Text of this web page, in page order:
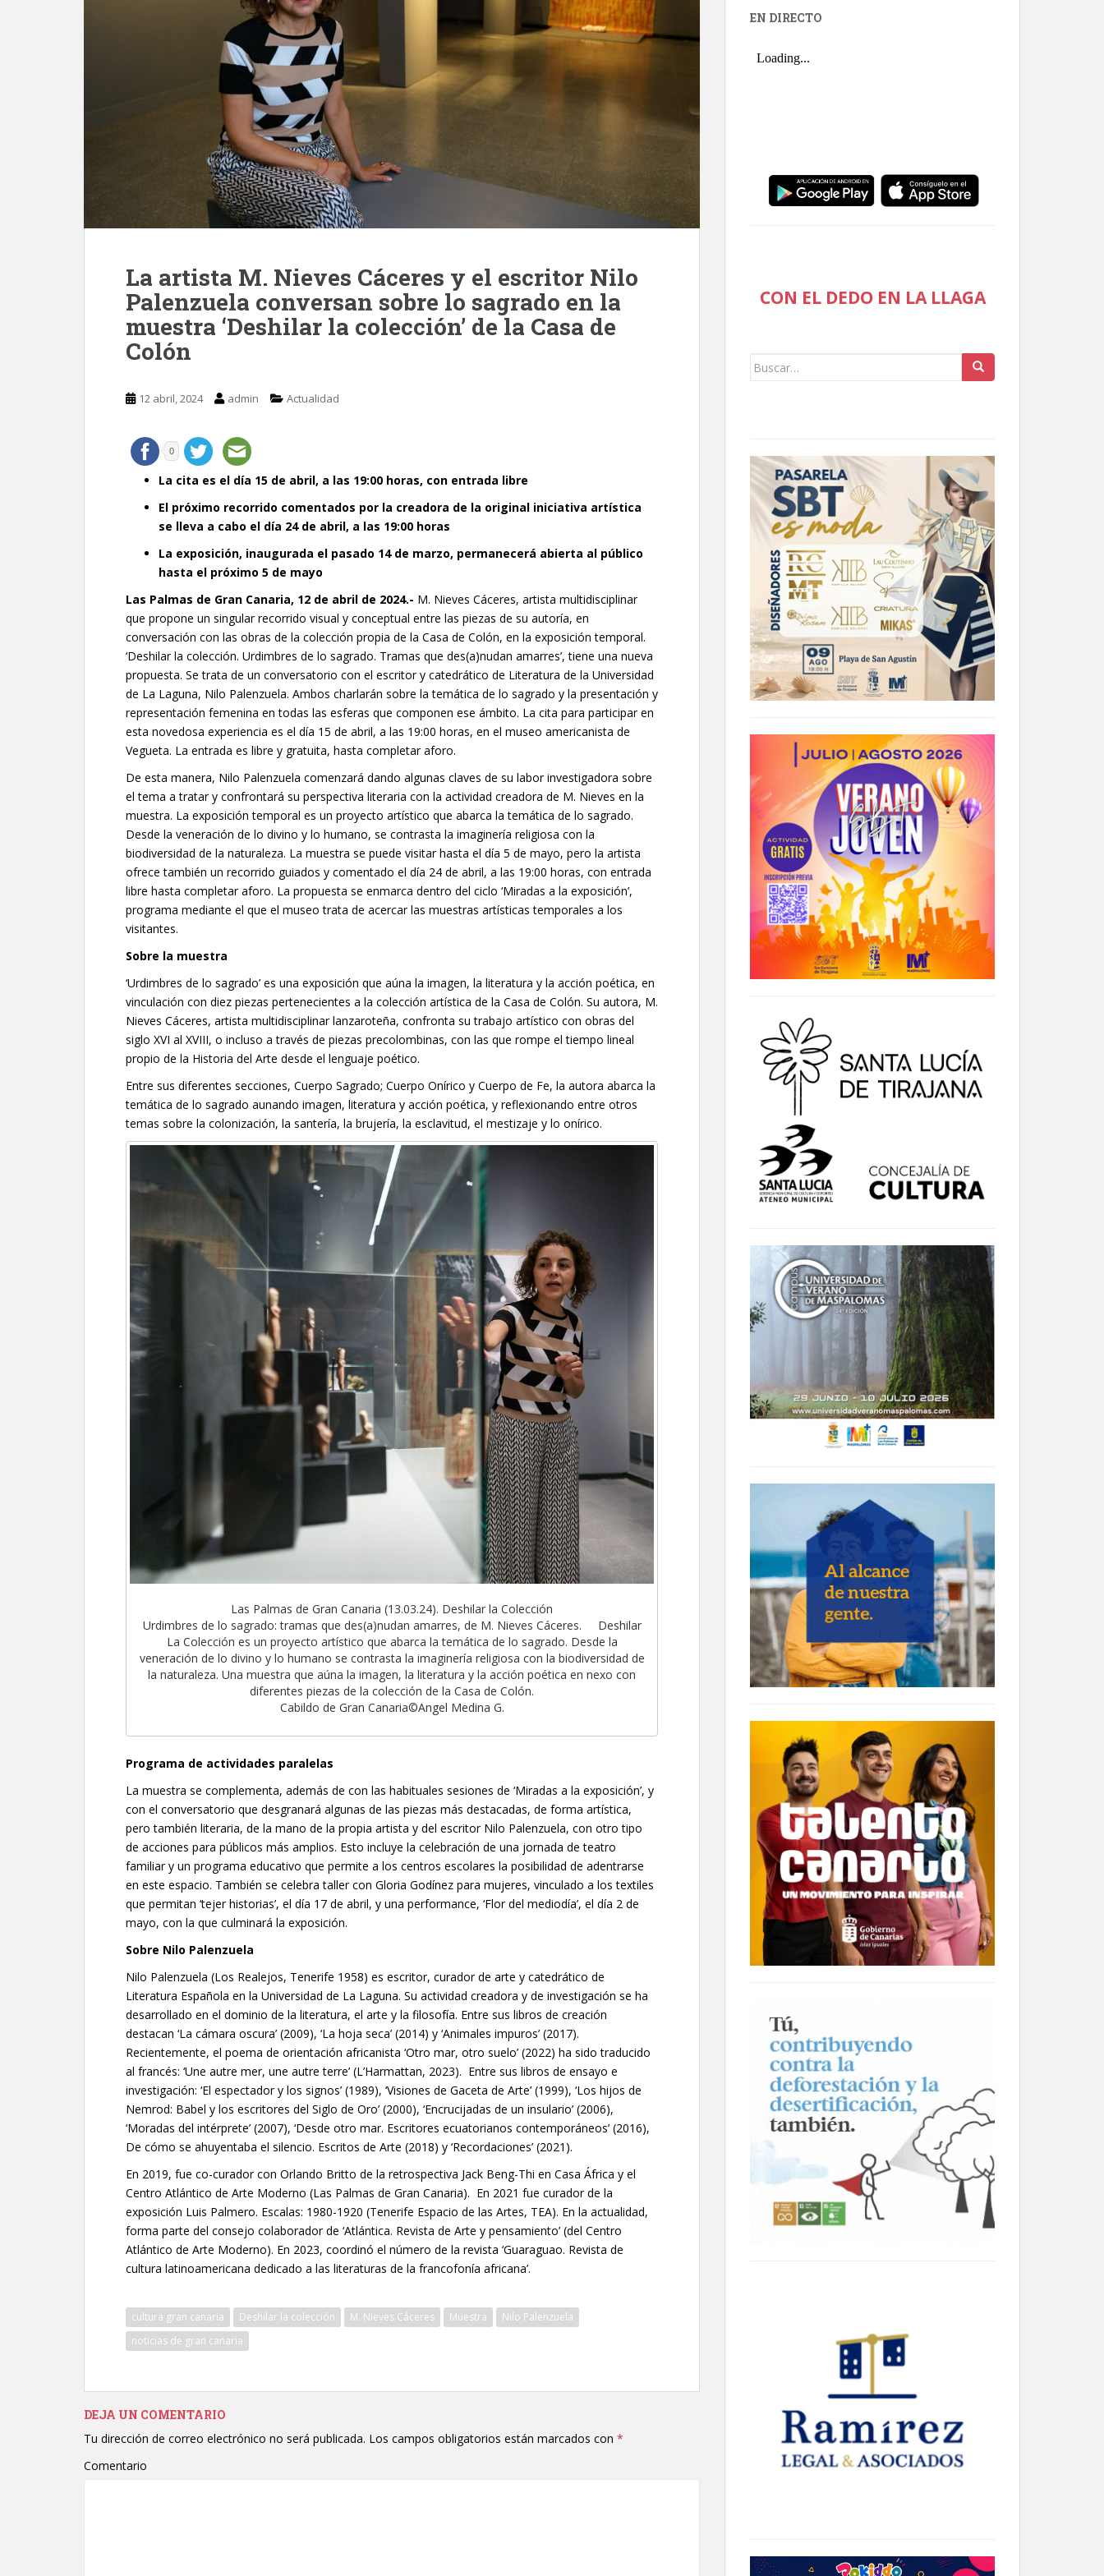
La artista M. Nieves Cáceres y el escritor Nilo
Palenzuela conversan sobre lo sagrado en la
muestra ‘Deshilar la colección’ de la Casa de
Colón
12 abril, 2024 admin Actualidad
0
La cita es el día 15 de abril, a las 19:00 horas, con entrada libre
El próximo recorrido comentados por la creadora de la original iniciativa artística
se lleva a cabo el día 24 de abril, a las 19:00 horas
La exposición, inaugurada el pasado 14 de marzo, permanecerá abierta al público
hasta el próximo 5 de mayo
Las Palmas de Gran Canaria, 12 de abril de 2024.- M. Nieves Cáceres, artista multidisciplinar
que propone un singular recorrido visual y conceptual entre las piezas de su autoría, en
conversación con las obras de la colección propia de la Casa de Colón, en la exposición temporal.
‘Deshilar la colección. Urdimbres de lo sagrado. Tramas que des(a)nudan amarres’, tiene una nueva
propuesta. Se trata de un conversatorio con el escritor y catedrático de Literatura de la Universidad
de La Laguna, Nilo Palenzuela. Ambos charlarán sobre la temática de lo sagrado y la presentación y
representación femenina en todas las esferas que componen ese ámbito. La cita para participar en
esta novedosa experiencia es el día 15 de abril, a las 19:00 horas, en el museo americanista de
Vegueta. La entrada es libre y gratuita, hasta completar aforo.
De esta manera, Nilo Palenzuela comenzará dando algunas claves de su labor investigadora sobre
el tema a tratar y confrontará su perspectiva literaria con la actividad creadora de M. Nieves en la
muestra. La exposición temporal es un proyecto artístico que abarca la temática de lo sagrado.
Desde la veneración de lo divino y lo humano, se contrasta la imaginería religiosa con la
biodiversidad de la naturaleza. La muestra se puede visitar hasta el día 5 de mayo, pero la artista
ofrece también un recorrido guiados y comentado el día 24 de abril, a las 19:00 horas, con entrada
libre hasta completar aforo. La propuesta se enmarca dentro del ciclo ‘Miradas a la exposición’,
programa mediante el que el museo trata de acercar las muestras artísticas temporales a los
visitantes.
Sobre la muestra
‘Urdimbres de lo sagrado’ es una exposición que aúna la imagen, la literatura y la acción poética, en
vinculación con diez piezas pertenecientes a la colección artística de la Casa de Colón. Su autora, M.
Nieves Cáceres, artista multidisciplinar lanzaroteña, confronta su trabajo artístico con obras del
siglo XVI al XVIII, o incluso a través de piezas precolombinas, con las que rompe el tiempo lineal
propio de la Historia del Arte desde el lenguaje poético.
Entre sus diferentes secciones, Cuerpo Sagrado; Cuerpo Onírico y Cuerpo de Fe, la autora abarca la
temática de lo sagrado aunando imagen, literatura y acción poética, y reflexionando entre otros
temas sobre la colonización, la santería, la brujería, la esclavitud, el mestizaje y lo onírico.
Las Palmas de Gran Canaria (13.03.24). Deshilar la Colección
Urdimbres de lo sagrado: tramas que des(a)nudan amarres, de M. Nieves Cáceres. Deshilar
La Colección es un proyecto artístico que abarca la temática de lo sagrado. Desde la
veneración de lo divino y lo humano se contrasta la imaginería religiosa con la biodiversidad de
la naturaleza. Una muestra que aúna la imagen, la literatura y la acción poética en nexo con
diferentes piezas de la colección de la Casa de Colón.
Cabildo de Gran Canaria©Angel Medina G.
Programa de actividades paralelas
La muestra se complementa, además de con las habituales sesiones de ‘Miradas a la exposición’, y
con el conversatorio que desgranará algunas de las piezas más destacadas, de forma artística,
pero también literaria, de la mano de la propia artista y del escritor Nilo Palenzuela, con otro tipo
de acciones para públicos más amplios. Esto incluye la celebración de una jornada de teatro
familiar y un programa educativo que permite a los centros escolares la posibilidad de adentrarse
en este espacio. También se celebra taller con Gloria Godínez para mujeres, vinculado a los textiles
que permitan ‘tejer historias’, el día 17 de abril, y una performance, ‘Flor del mediodía’, el día 2 de
mayo, con la que culminará la exposición.
Sobre Nilo Palenzuela
Nilo Palenzuela (Los Realejos, Tenerife 1958) es escritor, curador de arte y catedrático de
Literatura Española en la Universidad de La Laguna. Su actividad creadora y de investigación se ha
desarrollado en el dominio de la literatura, el arte y la filosofía. Entre sus libros de creación
destacan ‘La cámara oscura’ (2009), ‘La hoja seca’ (2014) y ‘Animales impuros’ (2017).
Recientemente, el poema de orientación africanista ‘Otro mar, otro suelo’ (2022) ha sido traducido
al francés: ‘Une autre mer, une autre terre’ (L’Harmattan, 2023). Entre sus libros de ensayo e
investigación: ‘El espectador y los signos’ (1989), ‘Visiones de Gaceta de Arte’ (1999), ‘Los hijos de
Nemrod: Babel y los escritores del Siglo de Oro’ (2000), ‘Encrucijadas de un insulario’ (2006),
‘Moradas del intérprete’ (2007), ‘Desde otro mar. Escritores ecuatorianos contemporáneos’ (2016),
De cómo se ahuyentaba el silencio. Escritos de Arte (2018) y ‘Recordaciones’ (2021).
En 2019, fue co-curador con Orlando Britto de la retrospectiva Jack Beng-Thi en Casa África y el
Centro Atlántico de Arte Moderno (Las Palmas de Gran Canaria). En 2021 fue curador de la
exposición Luis Palmero. Escalas: 1980-1920 (Tenerife Espacio de las Artes, TEA). En la actualidad,
forma parte del consejo colaborador de ‘Atlántica. Revista de Arte y pensamiento’ (del Centro
Atlántico de Arte Moderno). En 2023, coordinó el número de la revista ‘Guaraguao. Revista de
cultura latinoamericana dedicado a las literaturas de la francofonía africana’.
cultura gran canaria Deshilar la colección M. Nieves Cáceres Muestra
Nilo Palenzuela
noticias de gran canaria
DEJA UN COMENTARIO
Tu dirección de correo electrónico no será publicada. Los campos obligatorios están marcados con *
Comentario
EN DIRECTO
CON EL DEDO EN LA LLAGA
Buscar: